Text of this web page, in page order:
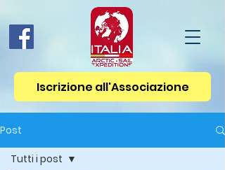
Iscrizione all'Associazione
Post
Tutti i post